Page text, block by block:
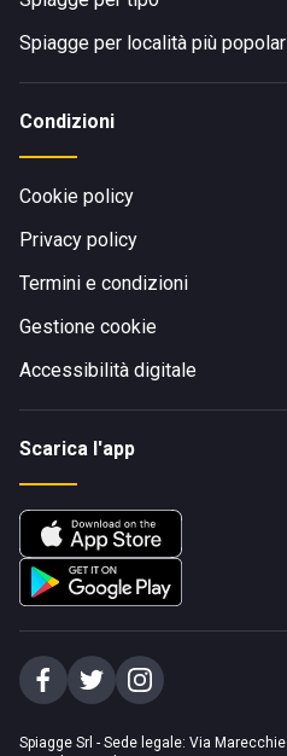
Spiagge per località più
Condizioni
Cookie policy
Privacy policy
Termini e condizioni
Gestione cookie
Accessibilità digitale
Scarica l'app
Spiagge Srl - Sede legale: Via